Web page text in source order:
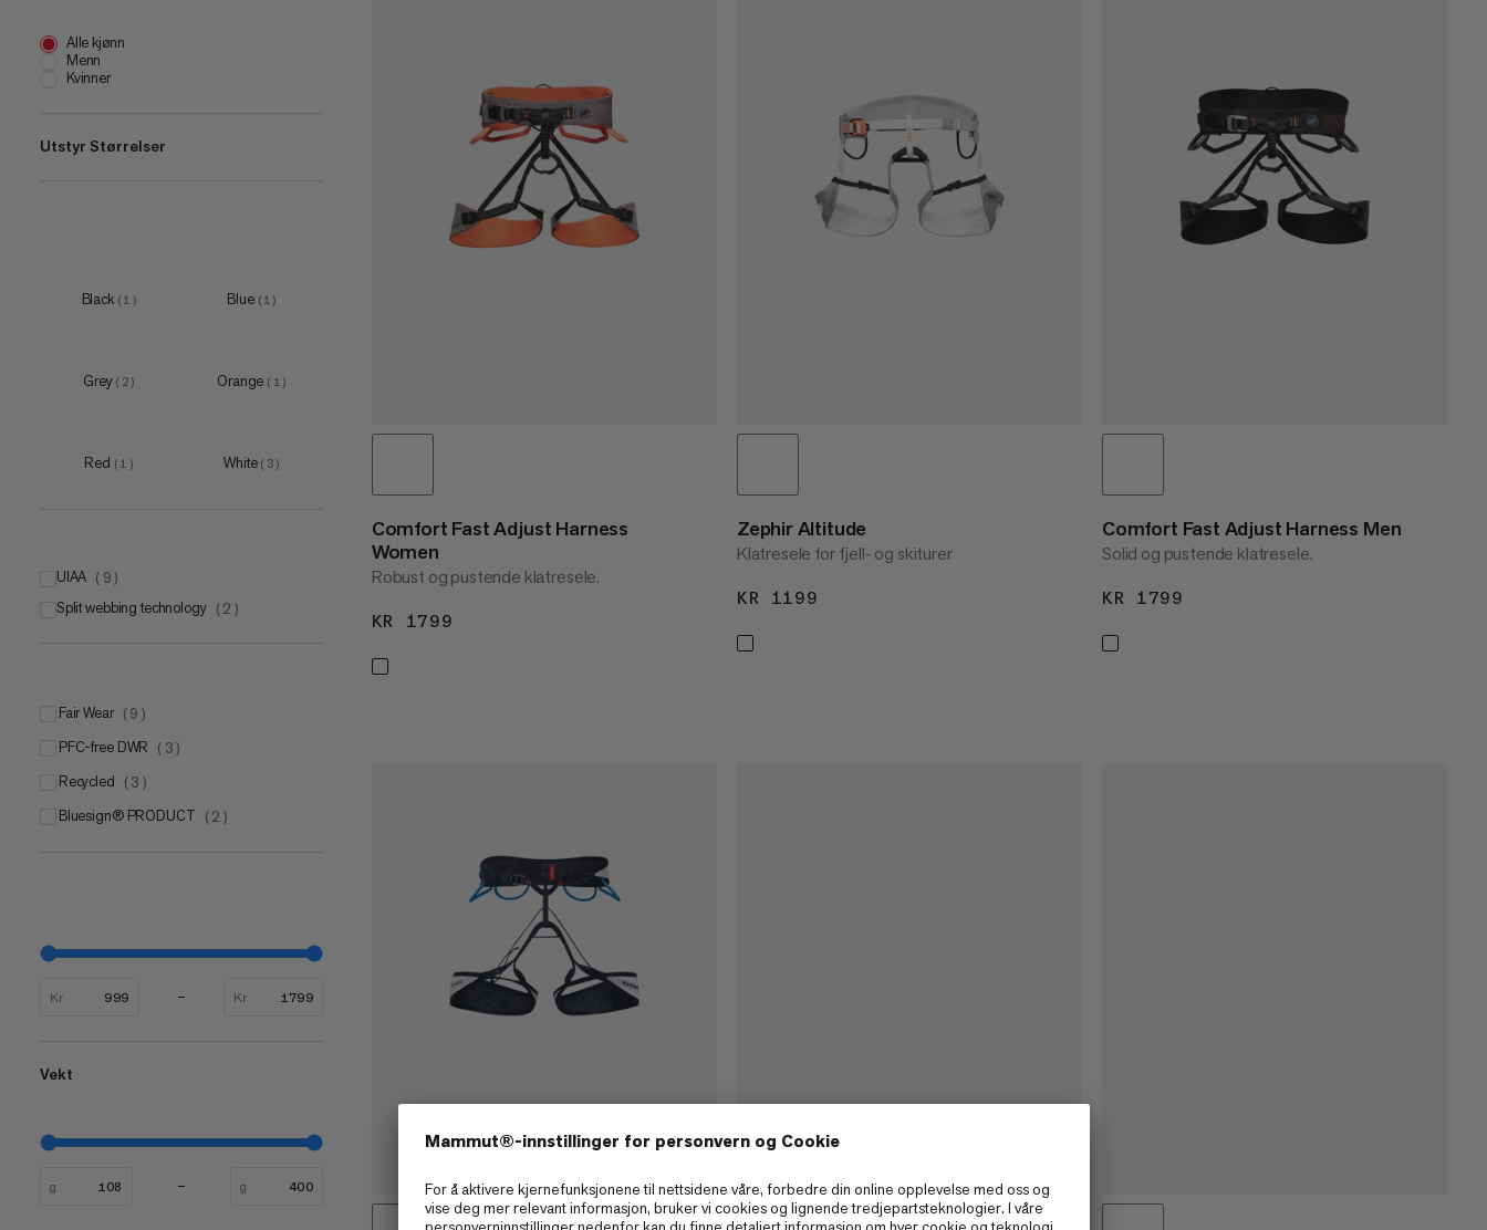
PRIS HØY TIL LAV
HVA ER NYTT
RANGERING
Alle kjønn
Menn
Kvinner
Utstyr Størrelser
Black ( 1 ) Blue ( 1 )
Grey ( 2 ) Orange ( 1 )
Red ( 1 ) White ( 3 )
UIAA ( 9 )
Split webbing technology ( 2 )
Fair Wear ( 9 )
PFC-free DWR ( 3 )
Recycled ( 3 )
bluesign® PRODUCT ( 2 )
Kr Kr
Vekt
g g
Comfort Fast Adjust Harness
Women
Robust og pustende klatresele.
KR 1799
Zephir Altitude
Klatresele for fjell- og skiturer
KR 1199
Comfort Fast Adjust Harness Men
Solid og pustende klatresele.
KR 1799
Aenergy Harness